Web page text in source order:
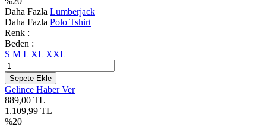
Daha Fazla Lumberjack
Daha Fazla Polo Tshirt
Renk :
Beden :
S M L XL XXL
Sepete Ekle
Gelince Haber Ver
889,00 TL
1.109,99 TL
%20